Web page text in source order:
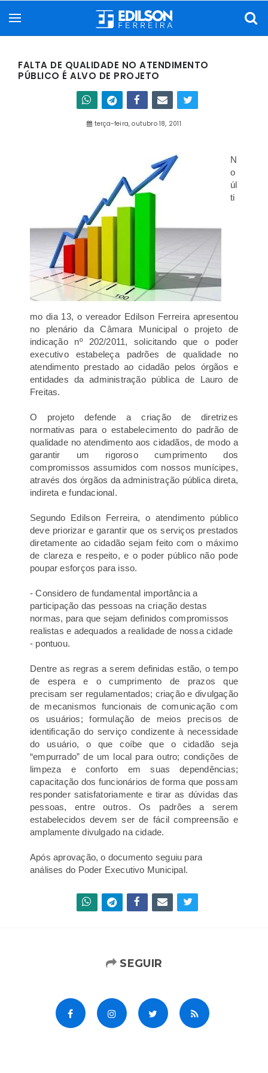
FALTA DE QUALIDADE NO ATENDIMENTO
PÚBLICO É ALVO DE PROJETO
terça-feira, outubro 18, 2011
N
o
úl
ti
mo dia 13, o vereador Edilson Ferreira apresentou
no plenário da Câmara Municipal o projeto de
indicação nº 202/2011, solicitando que o poder
executivo estabeleça padrões de qualidade no
atendimento prestado ao cidadão pelos órgãos e
entidades da administração pública de Lauro de
Freitas.
O projeto defende a criação de diretrizes
normativas para o estabelecimento do padrão de
qualidade no atendimento aos cidadãos, de modo a
garantir um rigoroso cumprimento dos
compromissos assumidos com nossos munícipes,
através dos órgãos da administração pública direta,
indireta e fundacional.
Segundo Edilson Ferreira, o atendimento público
deve priorizar e garantir que os serviços prestados
diretamente ao cidadão sejam feito com o máximo
de clareza e respeito, e o poder público não pode
poupar esforços para isso.
- Considero de fundamental importância a
participação das pessoas na criação destas
normas, para que sejam definidos compromissos
realistas e adequados a realidade de nossa cidade
- pontuou.
Dentre as regras a serem definidas estão, o tempo
de espera e o cumprimento de prazos que
precisam ser regulamentados; criação e divulgação
de mecanismos funcionais de comunicação com
os usuários; formulação de meios precisos de
identificação do serviço condizente à necessidade
do usuário, o que coíbe que o cidadão seja
“empurrado” de um local para outro; condições de
limpeza e conforto em suas dependências;
capacitação dos funcionários de forma que possam
responder satisfatoriamente e tirar as dúvidas das
pessoas, entre outros. Os padrões a serem
estabelecidos devem ser de fácil compreensão e
amplamente divulgado na cidade.
Após aprovação, o documento seguiu para
análises do Poder Executivo Municipal.
SEGUIR